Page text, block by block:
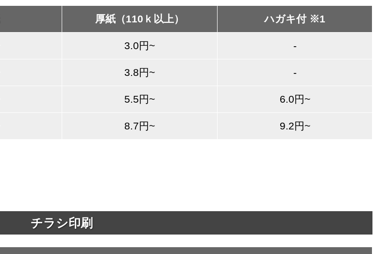
厚紙（110ｋ以上） ハガキ付 ※1
3.0円~ -
3.8円~ -
5.5円~ 6.0円~
8.7円~ 9.2円~
チラシ印刷